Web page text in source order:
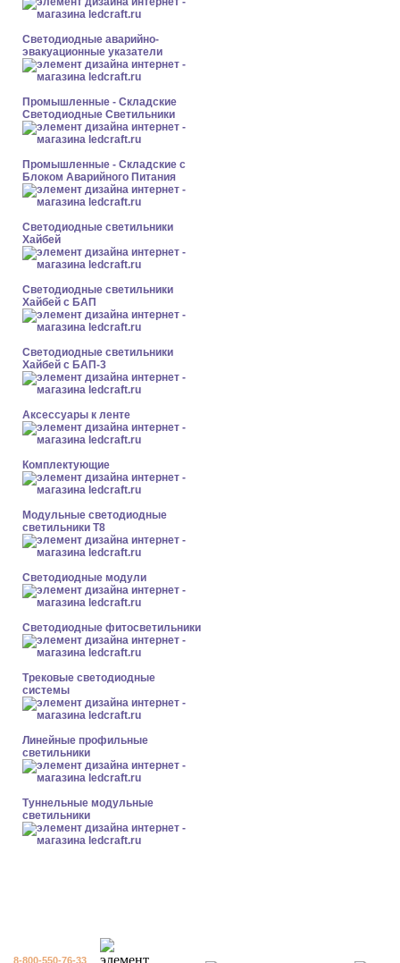
Светодиодные аварийно-
эвакуационные указатели
Промышленные - Складские
Светодиодные Светильники
Промышленные - Складские с
Блоком Аварийного Питания
Светодиодные светильники
Хайбей
Светодиодные светильники
Хайбей с БАП
Светодиодные светильники
Хайбей с БАП-3
Аксессуары к ленте
Комплектующие
Модульные светодиодные
светильники Т8
Светодиодные модули
Светодиодные фитосветильники
Трековые светодиодные
системы
Линейные профильные
светильники
Туннельные модульные
светильники
8-800-550-76-33